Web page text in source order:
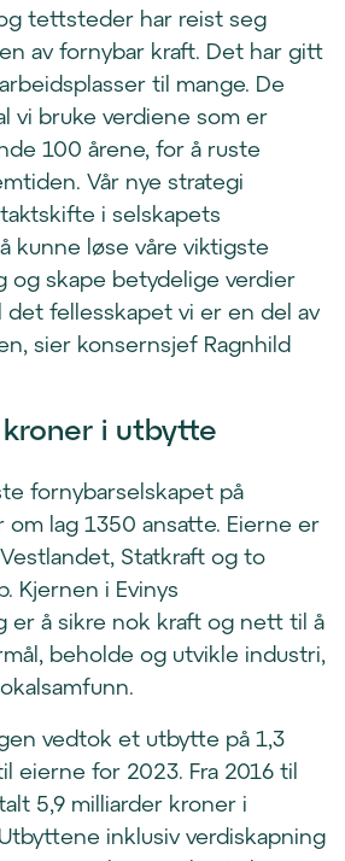
tettsteder har reist seg
av fornybar kraft. Det har gitt
til mange. De
vi bruke verdiene som er
100 årene, for å ruste
Vår nye strategi
i selskapets
kunne løse våre viktigste
og skape betydelige verdier
det fellesskapet vi er en del av
sier konsernsjef Ragnhild
kroner i utbytte
fornybarselskapet på
lag 1350 ansatte. Eierne er
Statkraft og to
Kjernen i Evinys
er å sikre nok kraft og nett til å
beholde og utvikle industri,
vedtok et utbytte på 1,3
eierne for 2023. Fra 2016 til
5,9 milliarder kroner i
inklusiv verdiskapning